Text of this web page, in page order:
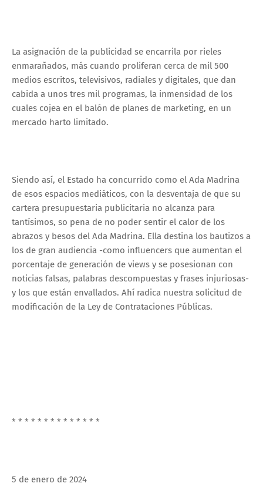
La asignación de la publicidad se encarrila por rieles
enmarañados, más cuando proliferan cerca de mil 500
medios escritos, televisivos, radiales y digitales, que dan
cabida a unos tres mil programas, la inmensidad de los
cuales cojea en el balón de planes de marketing, en un
mercado harto limitado.
Siendo así, el Estado ha concurrido como el Ada Madrina
de esos espacios mediáticos, con la desventaja de que su
cartera presupuestaria publicitaria no alcanza para
tantísimos, so pena de no poder sentir el calor de los
abrazos y besos del Ada Madrina. Ella destina los bautizos a
los de gran audiencia -como influencers que aumentan el
porcentaje de generación de views y se posesionan con
noticias falsas, palabras descompuestas y frases injuriosas-
y los que están envallados. Ahí radica nuestra solicitud de
modificación de la Ley de Contrataciones Públicas.
* * * * * * * * * * * * * *
5 de enero de 2024